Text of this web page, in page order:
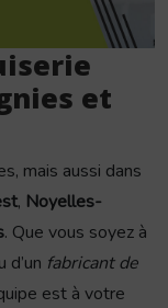
et
mais aussi dans
, Noyelles-
. Que vous soyez à
d’un fabricant de
est à votre